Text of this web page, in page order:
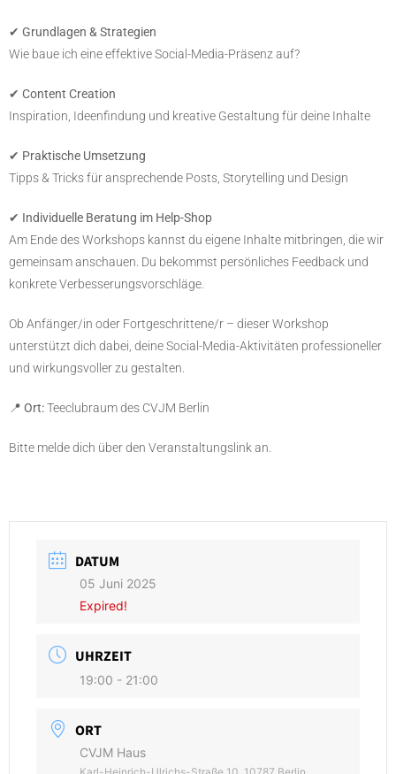
✔ Grundlagen & Strategien
Wie baue ich eine effektive Social-Media-Präsenz auf?
✔ Content Creation
Inspiration, Ideenfindung und kreative Gestaltung für deine Inhalte
✔ Praktische Umsetzung
Tipps & Tricks für ansprechende Posts, Storytelling und Design
✔ Individuelle Beratung im Help-Shop
Am Ende des Workshops kannst du eigene Inhalte mitbringen, die wir
gemeinsam anschauen. Du bekommst persönliches Feedback und
konkrete Verbesserungsvorschläge.
Ob Anfänger/in oder Fortgeschrittene/r – dieser Workshop
unterstützt dich dabei, deine Social-Media-Aktivitäten professioneller
und wirkungsvoller zu gestalten.
📍 Ort:Teeclubraum des CVJM Berlin
Bitte melde dich über den Veranstaltungslink an.
DATUM
05 Juni 2025
Expired!
UHRZEIT
19:00 - 21:00
ORT
CVJM Haus